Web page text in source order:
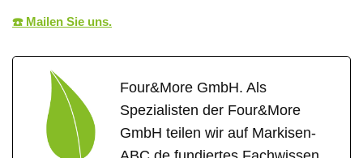
☎️ Mailen Sie uns.
Four&More GmbH. Als
Spezialisten der Four&More
GmbH teilen wir auf Markisen-